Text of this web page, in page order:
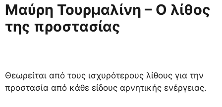
Μαύρη Τουρμαλίνη – Ο λίθος
της προστασίας
Θεωρείται από τους ισχυρότερους λίθους για την
προστασία από κάθε είδους αρνητικής ενέργειας.